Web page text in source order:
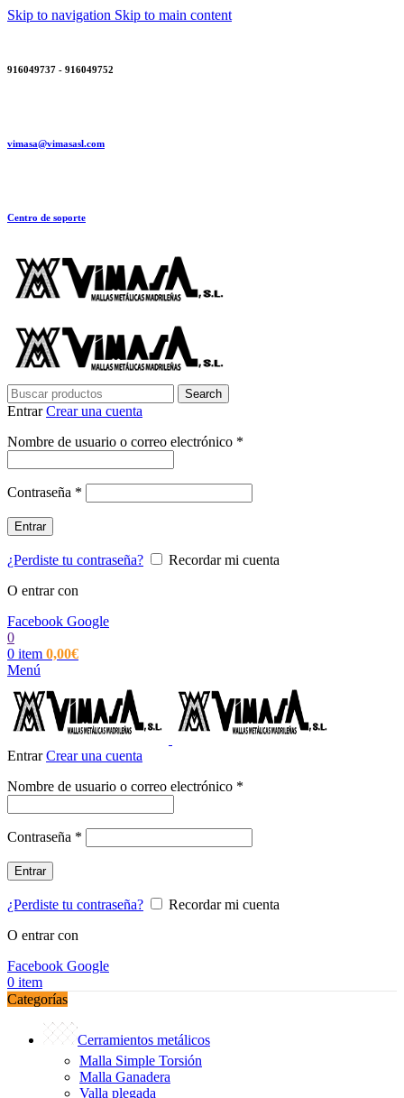
Skip to navigation Skip to main content
916049737 - 916049752
vimasa@vimasasl.com
Centro de soporte
Search
EntrarCrear una cuenta
Nombre de usuario o correo electrónico *
Contraseña *
Entrar
¿Perdiste tu contraseña?
Recordar mi cuenta
O entrar con
Facebook Google
0
0 item 0,00€
Menú
EntrarCrear una cuenta
Nombre de usuario o correo electrónico *
Contraseña *
Entrar
¿Perdiste tu contraseña?
Recordar mi cuenta
O entrar con
Facebook Google
0 item
Categorías
Cerramientos metálicos
Malla Simple Torsión
Malla Ganadera
Valla plegada